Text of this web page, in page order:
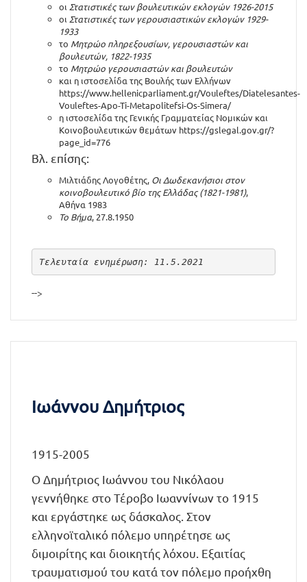
οι Στατιστικές των βουλευτικών εκλογών 1926-2015
οι Στατιστικές των γερουσιαστικών εκλογών 1929-
1933
το Μητρώο πληρεξουσίων, γερουσιαστών και
βουλευτών, 1822-1935
το Μητρώο γερουσιαστών και βουλευτών
και η ιστοσελίδα της Βουλής των Ελλήνων
https://www.hellenicparliament.gr/Vouleftes/Diatelesantes-
Vouleftes-Apo-Ti-Metapolitefsi-Os-Simera/
η ιστοσελίδα της Γενικής Γραμματείας Νομικών και
Κοινοβουλευτικών θεμάτων https://gslegal.gov.gr/?
page_id=776
Βλ. επίσης:
Μιλτιάδης Λογοθέτης, Οι Δωδεκανήσιοι στον
κοινοβουλευτικό βίο της Ελλάδας (1821-1981),
Αθήνα 1983
Το Βήμα, 27.8.1950
Τελευταία ενημέρωση: 11.5.2021
-->
Ιωάννου Δημήτριος
1915-2005
Ο Δημήτριος Ιωάννου του Νικόλαου
γεννήθηκε στο Τέροβο Ιωαννίνων το 1915
και εργάστηκε ως δάσκαλος. Στον
ελληνοϊταλικό πόλεμο υπηρέτησε ως
διμοιρίτης και διοικητής λόχου. Εξαιτίας
τραυματισμού του κατά τον πόλεμο προήχθη